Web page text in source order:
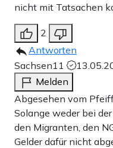
nicht mit Tatsachen
2
Antworten
Sachsen11
Melden
Abgesehen vom
Solange weder bei
den Migranten, den
Gelder dafür nicht